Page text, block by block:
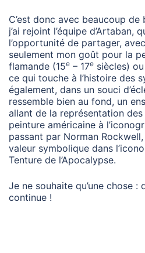
C’est donc avec beaucoup de
j’ai rejoint l’équipe d’Artaban,
l’opportunité de partager,
seulement mon goût pour la
flamande (15e – 17e siècles)
ce qui touche à l’histoire des
également, dans un souci
ressemble bien au fond, un
allant de la représentation
peinture américaine à
passant par Norman
valeur symbolique dans
Tenture de l’Apocalypse.
Je ne souhaite qu’une chose
continue !